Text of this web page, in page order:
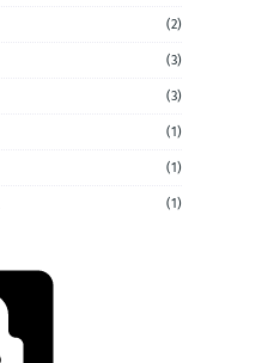
(2)
(3)
(3)
(1)
(1)
(1)